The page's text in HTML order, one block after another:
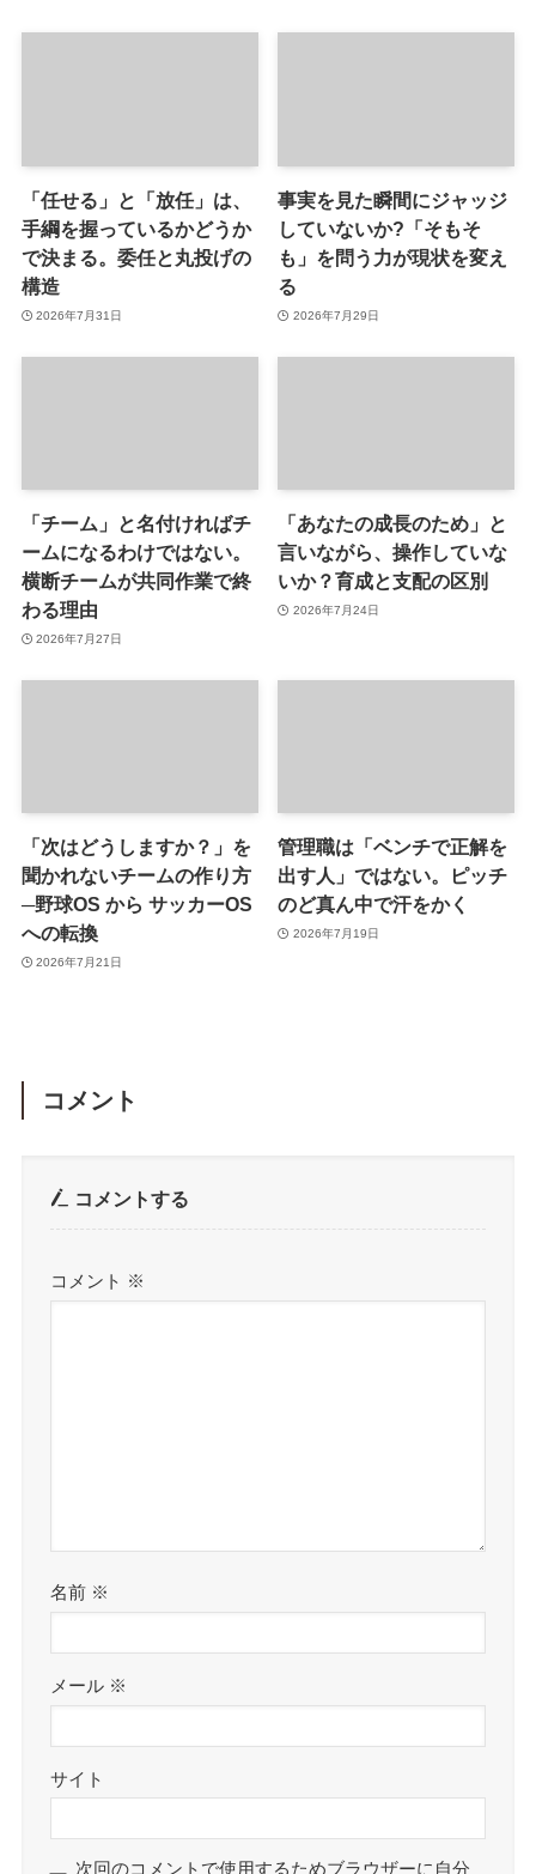
「任せる」と「放任」は、
手綱を握っているかどうか
で決まる。委任と丸投げの
構造
2026年7月31日
事実を見た瞬間にジャッジ
していないか?「そもそ
も」を問う力が現状を変え
る
2026年7月29日
「チーム」と名付ければチ
ームになるわけではない。
横断チームが共同作業で終
わる理由
2026年7月27日
「あなたの成長のため」と
言いながら、操作していな
いか？育成と支配の区別
2026年7月24日
「次はどうしますか？」を
聞かれないチームの作り方
─野球OS から サッカーOS
への転換
2026年7月21日
管理職は「ベンチで正解を
出す人」ではない。ピッチ
のど真ん中で汗をかく
2026年7月19日
コメント
コメントする
コメント ※
名前 ※
メール ※
サイト
次回のコメントで使用するためブラウザーに自分